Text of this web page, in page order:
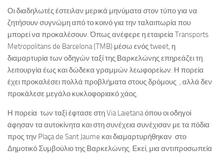
Οι διαδηλωτές έστειλαν μερικά μηνύματα στον τύπο για να
ζητήσουν συγνώμη από το κοινό για την ταλαιπωρία που
μπορεί να προκαλέσουν. Όπως ανέφερε η εταιρεία Transports
Metropolitans de Barcelona (TMB) μέσω ενός tweet, η
διαμαρτυρία των οδηγών ταξί της Βαρκελώνης επηρεάζει τη
λειτουργία έως και δώδεκα γραμμών λεωφορείων. Η πορεία
έχει προκαλέσει πολλά προβλήματα στους δρόμους , αλλά δεν
προκάλεσε μεγάλο κυκλοφοριακό χάος.
Η πορεία των ταξί έφτασε στη Via Laietana όπου οι οδηγοί
άφησαν τα αυτοκίνητα και στη συνέχεια συνέχισαν με τα πόδια
προς την Plaça de Sant Jaume και διαμαρτυρήθηκαν στο
Δημοτικό Συμβούλιο της Βαρκελώνης. Εκεί, μια αντιπροσωπεία